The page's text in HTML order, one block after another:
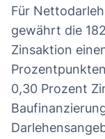
Für
gewährt die
Zinsaktion
0,30 Prozent